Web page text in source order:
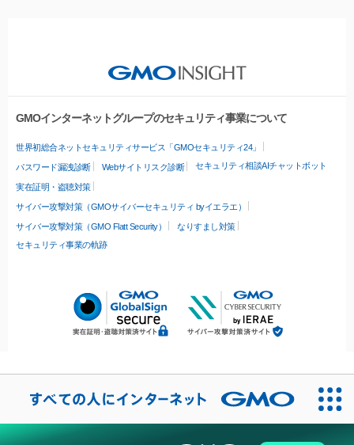
GMOインターネットグループのセキュリティ事業について
世界初総合ネットセキュリティサービス「GMOセキュリティ24」
パスワード漏洩診断 Webサイトリスク診断 セキュリティ相談AIチャットボット
実在証明・盗聴対策
サイバー攻撃対策（GMOサイバーセキュリティ byイエラエ）
サイバー攻撃対策（GMO Flatt Security）
なりすまし対策
セキュリティ事業の軌跡